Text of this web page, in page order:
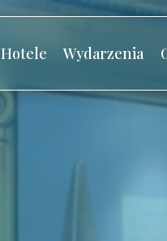
Hotele Wydarzenia